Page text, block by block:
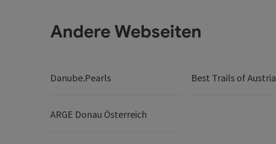
Andere Webseiten
Danube.Pearls Best Trails of Austria
ARGE Donau Österreich